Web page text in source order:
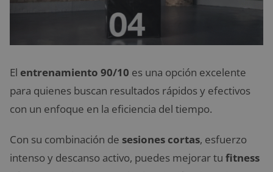
El entrenamiento 90/10 es una opción excelente
para quienes buscan resultados rápidos y efectivos
con un enfoque en la eficiencia del tiempo.
Con su combinación de sesiones cortas, esfuerzo
intenso y descanso activo, puedes mejorar tu fitness